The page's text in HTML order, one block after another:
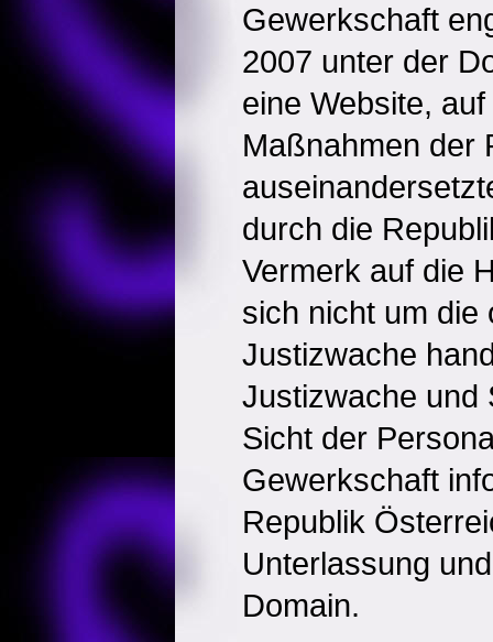
Gewerkschaft
2007 unter der
eine Website,
Maßnahmen der
durch die
Vermerk auf die
sich nicht um die
Justizwache
Justizwache und
Sicht der
Gewerkschaft
Republik
Unterlassung
Domain.